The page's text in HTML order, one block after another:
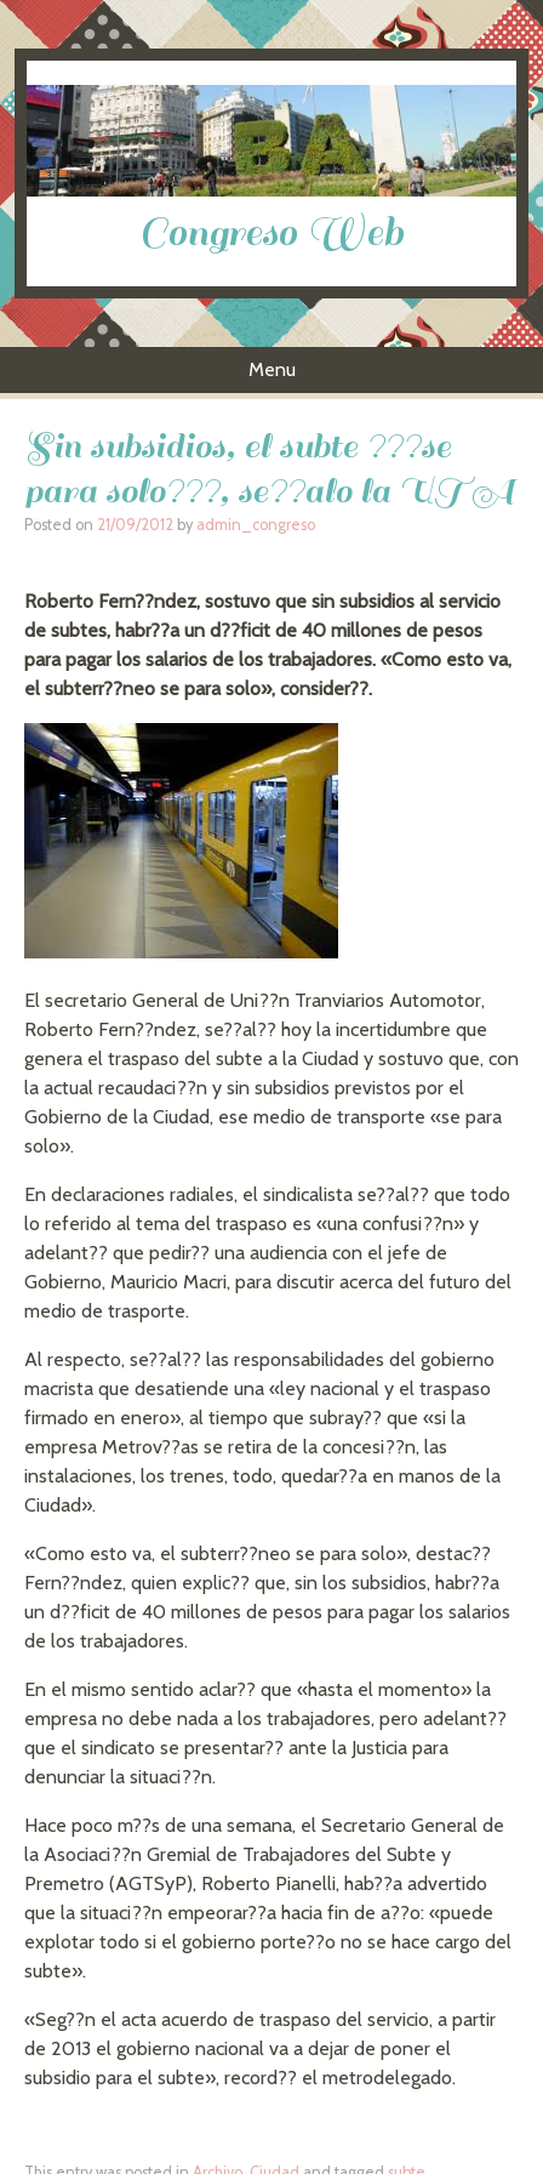
Congreso Web
Menu
Sin subsidios, el subte ???se
para solo???, se??alo la UTA
Posted on 21/09/2012 by admin_congreso
Roberto Fern??ndez, sostuvo que sin subsidios al servicio
de subtes, habr??a un d??ficit de 40 millones de pesos
para pagar los salarios de los trabajadores. «Como esto va,
el subterr??neo se para solo», consider??.
El secretario General de Uni??n Tranviarios Automotor,
Roberto Fern??ndez, se??al?? hoy la incertidumbre que
genera el traspaso del subte a la Ciudad y sostuvo que, con
la actual recaudaci??n y sin subsidios previstos por el
Gobierno de la Ciudad, ese medio de transporte «se para
solo».
En declaraciones radiales, el sindicalista se??al?? que todo
lo referido al tema del traspaso es «una confusi??n» y
adelant?? que pedir?? una audiencia con el jefe de
Gobierno, Mauricio Macri, para discutir acerca del futuro del
medio de trasporte.
Al respecto, se??al?? las responsabilidades del gobierno
macrista que desatiende una «ley nacional y el traspaso
firmado en enero», al tiempo que subray?? que «si la
empresa Metrov??as se retira de la concesi??n, las
instalaciones, los trenes, todo, quedar??a en manos de la
Ciudad».
«Como esto va, el subterr??neo se para solo», destac??
Fern??ndez, quien explic?? que, sin los subsidios, habr??a
un d??ficit de 40 millones de pesos para pagar los salarios
de los trabajadores.
En el mismo sentido aclar?? que «hasta el momento» la
empresa no debe nada a los trabajadores, pero adelant??
que el sindicato se presentar?? ante la Justicia para
denunciar la situaci??n.
Hace poco m??s de una semana, el Secretario General de
la Asociaci??n Gremial de Trabajadores del Subte y
Premetro (AGTSyP), Roberto Pianelli, hab??a advertido
que la situaci??n empeorar??a hacia fin de a??o: «puede
explotar todo si el gobierno porte??o no se hace cargo del
subte».
«Seg??n el acta acuerdo de traspaso del servicio, a partir
de 2013 el gobierno nacional va a dejar de poner el
subsidio para el subte», record?? el metrodelegado.